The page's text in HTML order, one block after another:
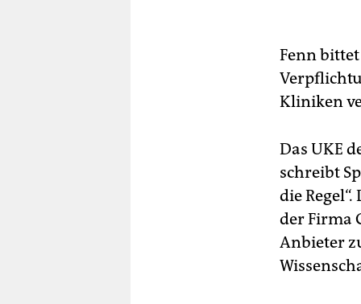
Fenn
Kliniken
Das UKE
schreibt
die
der Firma
Anbieter